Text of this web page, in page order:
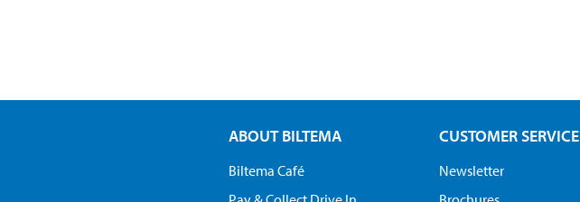
ABOUT BILTEMA
Biltema Café
CUSTOMER SERVICE
Newsletter